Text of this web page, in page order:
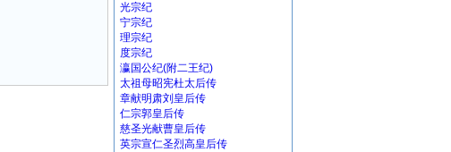
光宗纪
宁宗纪
理宗纪
度宗纪
瀛国公纪(附二王纪)
太祖母昭宪杜太后传
章献明肃刘皇后传
仁宗郭皇后传
慈圣光献曹皇后传
英宗宣仁圣烈高皇后传